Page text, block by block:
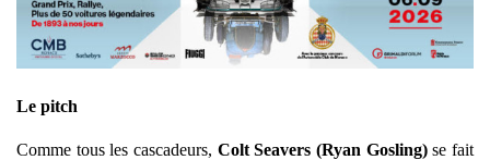
Le pitch
Comme tous les cascadeurs, Colt Seavers (Ryan Gosling)se fait